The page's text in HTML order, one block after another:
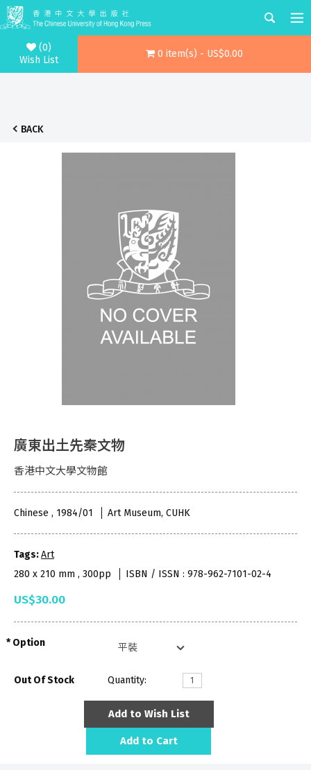
(0)
Wish List
0 item(s) - US$0.00
BACK
廣東出土先秦文物
香港中文大學文物館
Chinese , 1984/01 Art Museum, CUHK
Tags:Art
280 x 210 mm , 300pp
ISBN / ISSN : 978-962-7101-02-4
US$30.00
Option
Out Of Stock Quantity:
Add to Wish List
Add to Cart